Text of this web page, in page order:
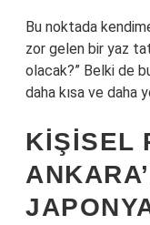
Bu noktada
zor gelen bir yaz
olacak?” Belki de
daha kısa ve daha
KIŞISEL